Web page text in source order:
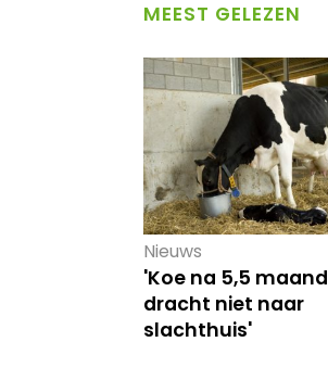
MEEST GELEZEN
Nieuws
'Koe na 5,5 maand
dracht niet naar
slachthuis'